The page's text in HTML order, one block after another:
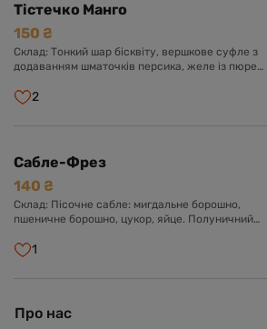
Тістечко Манго
150 ₴
Склад: Тонкий шар бісквіту, вершкове суфле з
додаванням шматочків персика, желе із пюре
2
Сабле-Фрез
140 ₴
Склад: Пісочне сабле: мигдальне борошно,
пшеничне борошно, цукор, яйце. Полуничний
Полуничне компоте: полуниця, цукор, пектин.
глюкозний сироп, желатин.
1
Про нас